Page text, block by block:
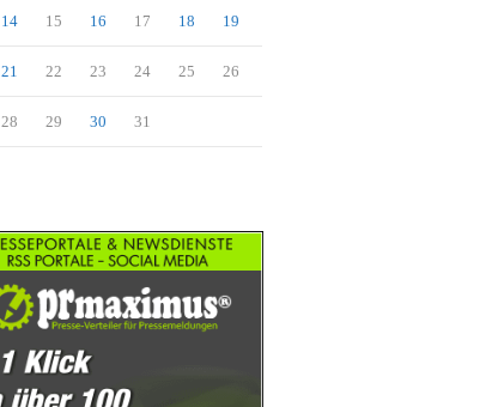
14 15 16 17 18 19
21 22 23 24 25 26
28 29 30 31